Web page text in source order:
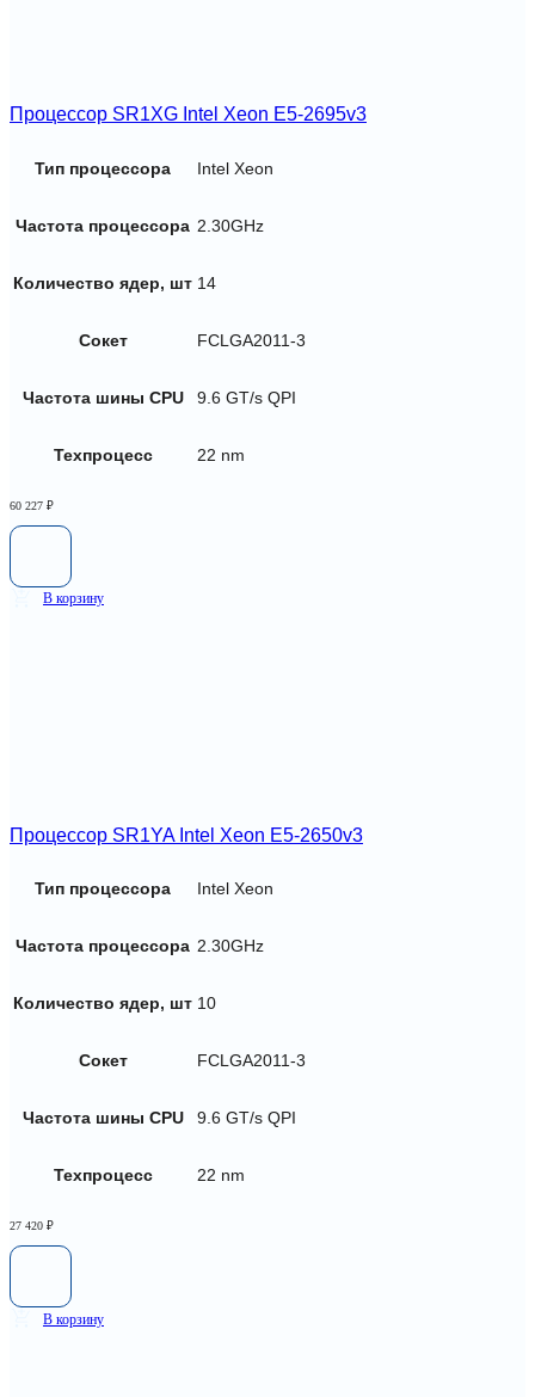
Процессор SR1XG Intel Xeon E5-2695v3
Тип процессора Intel Xeon
Частота процессора 2.30GHz
Количество ядер, шт 14
Сокет FCLGA2011-3
Частота шины CPU 9.6 GT/s QPI
Техпроцесс 22 nm
60 227 ₽
В корзину
Процессор SR1YA Intel Xeon E5-2650v3
Тип процессора Intel Xeon
Частота процессора 2.30GHz
Количество ядер, шт 10
Сокет FCLGA2011-3
Частота шины CPU 9.6 GT/s QPI
Техпроцесс 22 nm
27 420 ₽
В корзину